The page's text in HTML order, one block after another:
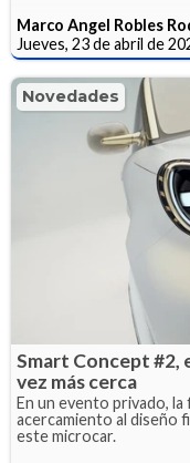
Marco Angel Robles
Jueves, 23 de abril de
Novedades
Smart Concept #2,
vez más cerca
En un evento privado,
acercamiento al diseño
este microcar.